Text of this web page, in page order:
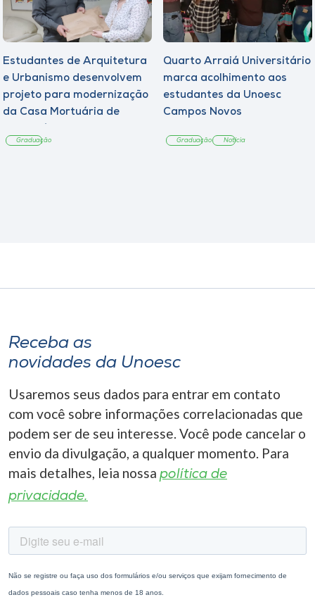
Estudantes de Arquitetura
e Urbanismo desenvolvem
projeto para modernização
da Casa Mortuária de
Graduação
Quarto Arraiá Universitário
marca acolhimento aos
estudantes da Unoesc
Campos Novos
Graduação Notícia
Receba as
novidades da Unoesc
Usaremos seus dados para entrar em contato
com você sobre informações correlacionadas que
podem ser de seu interesse. Você pode cancelar o
envio da divulgação, a qualquer momento. Para
mais detalhes, leia nossa política de
privacidade.